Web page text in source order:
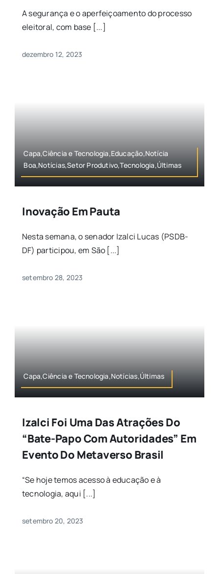
A segurança e o aperfeiçoamento do processo
eleitoral, com base [...]
dezembro 12, 2023
Capa,Ciência e Tecnologia,Educação,Notícia
Boa,Notícias,Setor Produtivo,Tecnologia,Últimas
Inovação Em Pauta
Nesta semana, o senador Izalci Lucas (PSDB-
DF) participou, em São [...]
setembro 28, 2023
Capa,Ciência e Tecnologia,Notícias,Últimas
Izalci Foi Uma Das Atrações Do
“bate-Papo Com Autoridades” Em
Evento Do Metaverso Brasil
“Se hoje temos acesso à educação e à
tecnologia, aqui [...]
setembro 20, 2023